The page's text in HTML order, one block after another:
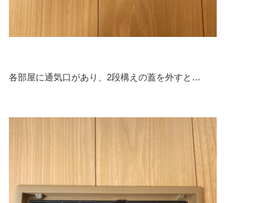
各部屋に通気口があり、2段構えの蓋を外すと…